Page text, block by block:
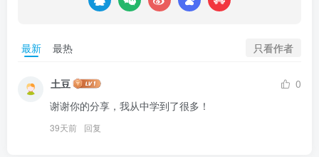
最新 最热 只看作者
土豆
0
谢谢你的分享，我从中学到了很多！
39天前 回复